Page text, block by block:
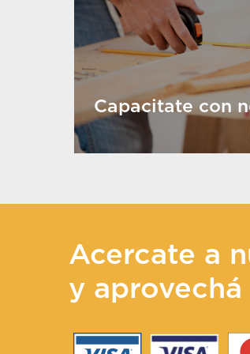
Capacitate con
Acercate a
y